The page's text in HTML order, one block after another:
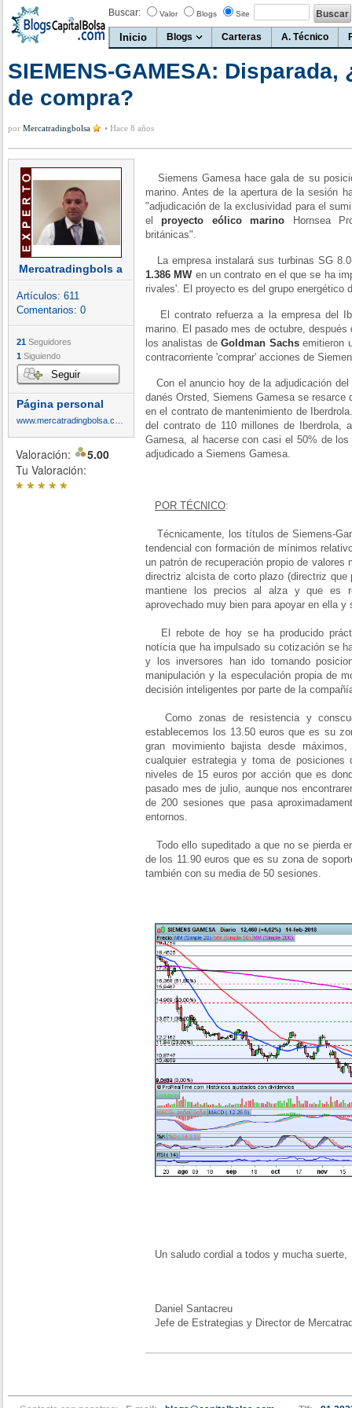
Buscar: Valor Blogs Site
Inicio Blogs Carteras A. Técnico
SIEMENS-GAMESA: Disparada,
de compra?
por Mercatradingbolsa • Hace 8 años
Mercatradingbols a
Artículos: 611
Comentarios: 0
21 Seguidores
1 Siguiendo
Seguir
Página personal
Valoración:
5.00
Tu Valoración:
*****
Siemens Gamesa hace gala de su
marino. Antes de la apertura de la sesión
"adjudicación de la exclusividad para el
elproyecto eólico marino Hornsea
británicas".
La empresa instalará sus turbinas SG
1.386 MWen un contrato en el que se ha
rivales'. El proyecto es del grupo energético
El contrato refuerza a la empresa del
marino. El pasado mes de octubre,
los analistas deGoldman Sachsemitieron
contracorriente 'comprar' acciones de
Con el anuncio hoy de la adjudicación del
danés Orsted, Siemens Gamesa se
en el contrato de mantenimiento de
del contrato de 110 millones de Iberdrola,
Gamesa, al hacerse con casi el 50% de
adjudicado a Siemens Gamesa.
POR TÉCNICO:
Técnicamente, los títulos de Siemens-
tendencial con formación de mínimos
un patrón de recuperación propio de
directriz alcista de corto plazo (directriz
mantiene los precios al alza y que es
aprovechado muy bien para apoyar en ella y
El rebote de hoy se ha producido
notícia que ha impulsado su cotización se
y los inversores han ido tomando
manipulación y la especulación propia de
decisión inteligentes por parte de la
Como zonas de resistencia y
establecemos los 13.50 euros que es su
gran movimiento bajista desde
cualquier estrategia y toma de
niveles de 15 euros por acción que es
pasado mes de julio, aunque nos
de 200 sesiones que pasa
entornos.
Todo ello supeditado a que no se pierda
de los 11.90 euros que es su zona de
también con su media de 50 sesiones.
Un saludo cordial a todos y mucha suerte,
Daniel Santacreu
Jefe de Estrategias y Director de